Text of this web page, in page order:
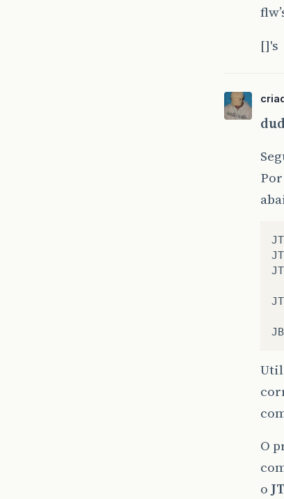
[]'s
O
o